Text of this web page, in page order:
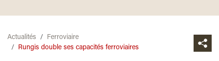
Actualités
Ferroviaire
Rungis double ses capacités ferroviaires